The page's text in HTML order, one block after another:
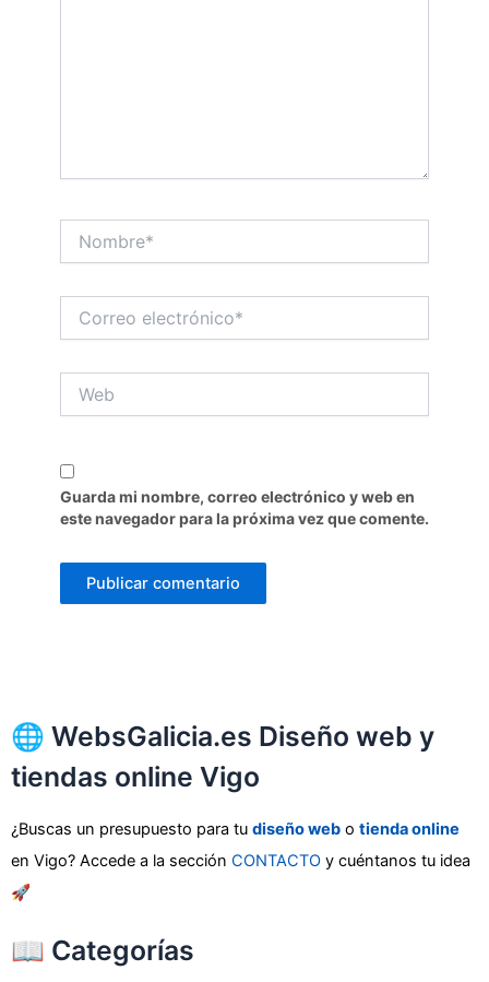
electrónico*
Guarda mi nombre, correo electrónico y web en
este navegador para la próxima vez que comente.
🌐 WebsGalicia.es Diseño web y
tiendas online Vigo
¿Buscas un presupuesto para tu diseño webo tienda online
en Vigo? Accede a la sección CONTACTOy cuéntanos tu idea
🚀
📖 Categorías